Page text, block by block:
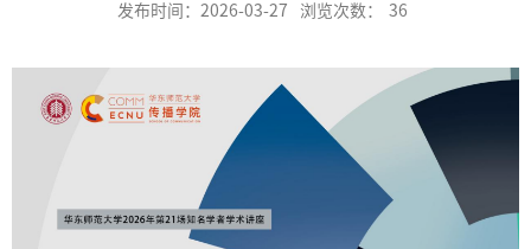
发布时间：2026-03-27 浏览次数： 36